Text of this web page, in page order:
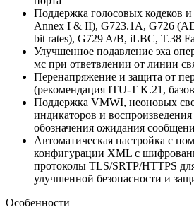
Поддержка голосовых кодеков
Annex I & II), G723.1A, G726
bit rates), G729 A/B, iLBC, T.38
Улучшенное подавление эха
мс при ответвлении от линии
Перенапряжение и защита от
(рекомендация ITU-T K.21,
Поддержка VMWI, неоновых
индикаторов и воспроизведения
обозначения ожидания
Автоматическая настройка с
конфигурации XML с
протоколы TLS/SRTP/HTTPS
улучшенной безопасности и
Особенности